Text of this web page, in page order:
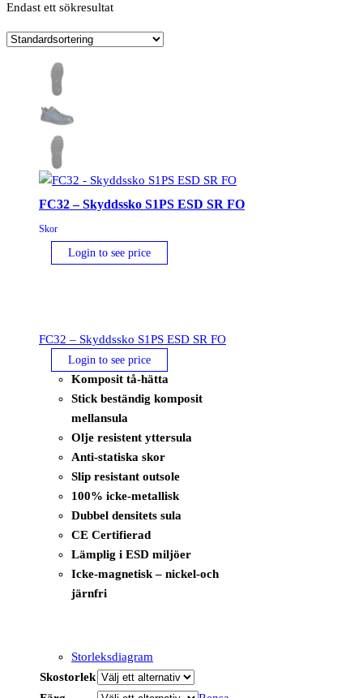
Endast ett sökresultat
FC32 – Skyddssko S1PS ESD SR FO
Skor
Login to see price
FC32 – Skyddssko S1PS ESD SR FO
Login to see price
Komposit tå-hätta
Stick beständig komposit
mellansula
Olje resistent yttersula
Anti-statiska skor
Slip resistant outsole
100% icke-metallisk
Dubbel densitets sula
CE Certifierad
Lämplig i ESD miljöer
Icke-magnetisk – nickel-och
järnfri
Storleksdiagram
Skostorlek